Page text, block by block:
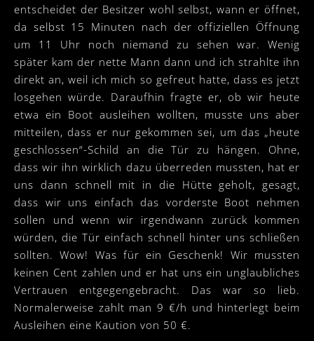
entscheidet der Besitzer wohl selbst, wann er öffnet,
da selbst 15 Minuten nach der offiziellen Öffnung
um 11 Uhr noch niemand zu sehen war. Wenig
später kam der nette Mann dann und ich strahlte ihn
direkt an, weil ich mich so gefreut hatte, dass es jetzt
losgehen würde. Daraufhin fragte er, ob wir heute
etwa ein Boot ausleihen wollten, musste uns aber
mitteilen, dass er nur gekommen sei, um das „heute
geschlossen“-Schild an die Tür zu hängen. Ohne,
dass wir ihn wirklich dazu überreden mussten, hat er
uns dann schnell mit in die Hütte geholt, gesagt,
dass wir uns einfach das vorderste Boot nehmen
sollen und wenn wir irgendwann zurück kommen
würden, die Tür einfach schnell hinter uns schließen
sollten. Wow! Was für ein Geschenk! Wir mussten
keinen Cent zahlen und er hat uns ein unglaubliches
Vertrauen entgegengebracht. Das war so lieb.
Normalerweise zahlt man 9 €/h und hinterlegt beim
Ausleihen eine Kaution von 50 €.